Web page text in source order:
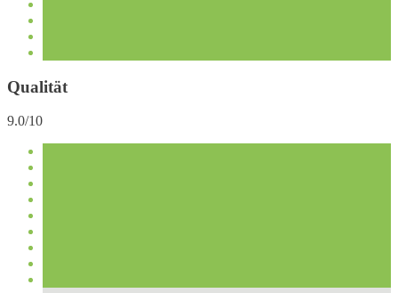
Qualität
9.0/10